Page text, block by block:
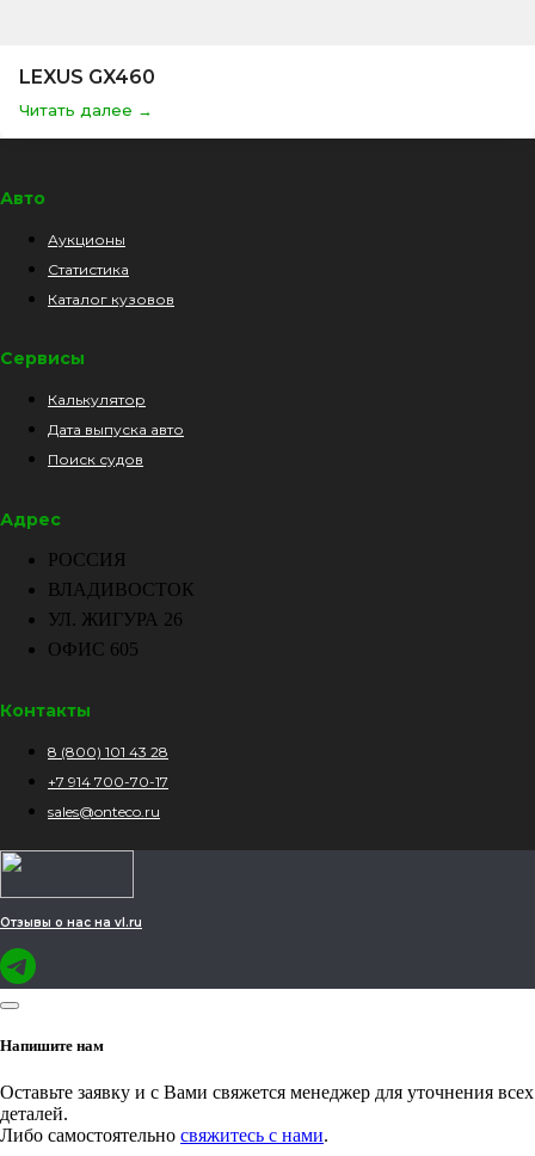
LEXUS GX460
Читать далее
Авто
Аукционы
Статистика
Каталог кузовов
Сервисы
Калькулятор
Дата выпуска авто
Поиск судов
Адрес
РОССИЯ
ВЛАДИВОСТОК
УЛ. ЖИГУРА 26
ОФИС 605
Контакты
8 (800) 101 43 28
+7 914 700-70-17
sales@onteco.ru
Отзывы о нас на vl.ru
Напишите нам
Оставьте заявку и с Вами свяжется менеджер для уточнения всех
деталей.
Либо самостоятельно свяжитесь с нами.